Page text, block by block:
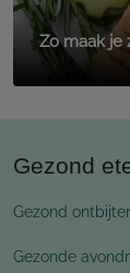
Zo maak je
Gezond
Gezond
Gezonde